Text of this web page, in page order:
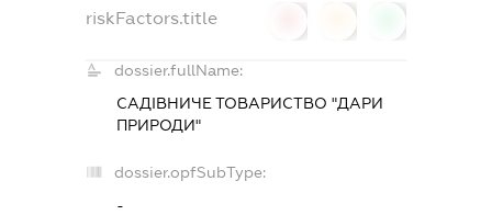
riskFactors.title
dossier.fullName:
САДІВНИЧЕ ТОВАРИСТВО "ДАРИ
ПРИРОДИ"
dossier.opfSubType:
-